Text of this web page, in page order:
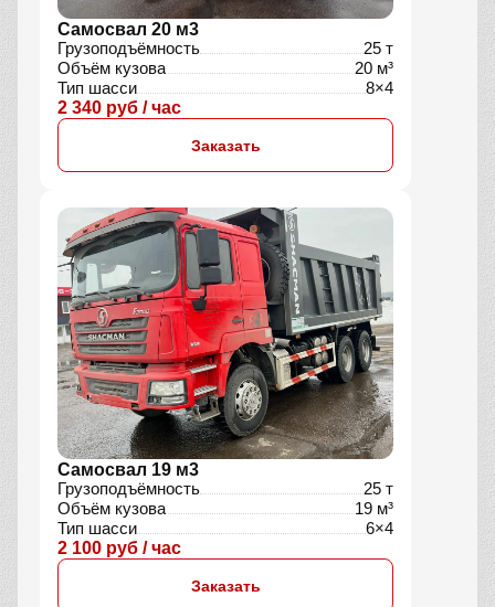
Самосвал 20 м3
Грузоподъёмность
25 т
Объём кузова
20 м³
Тип шасси
8×4
2 340 руб / час
Заказать
Самосвал 19 м3
Грузоподъёмность
25 т
Объём кузова
19 м³
Тип шасси
6×4
2 100 руб / час
Заказать